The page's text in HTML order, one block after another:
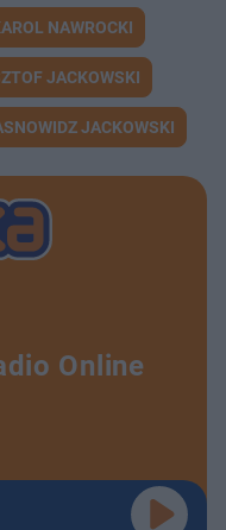
NAWROCKI
JACKOWSKI
JACKOWSKI
Online